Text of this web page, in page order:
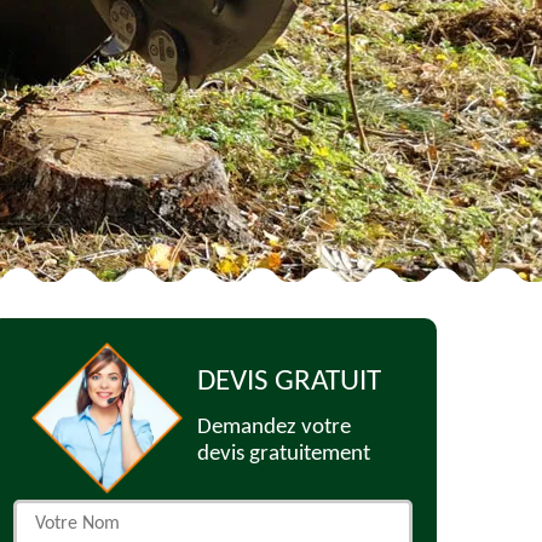
DEVIS GRATUIT
Demandez votre
devis gratuitement